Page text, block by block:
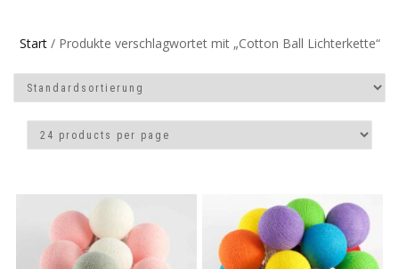
Start/ Produkte verschlagwortet mit „Cotton Ball Lichterkette“